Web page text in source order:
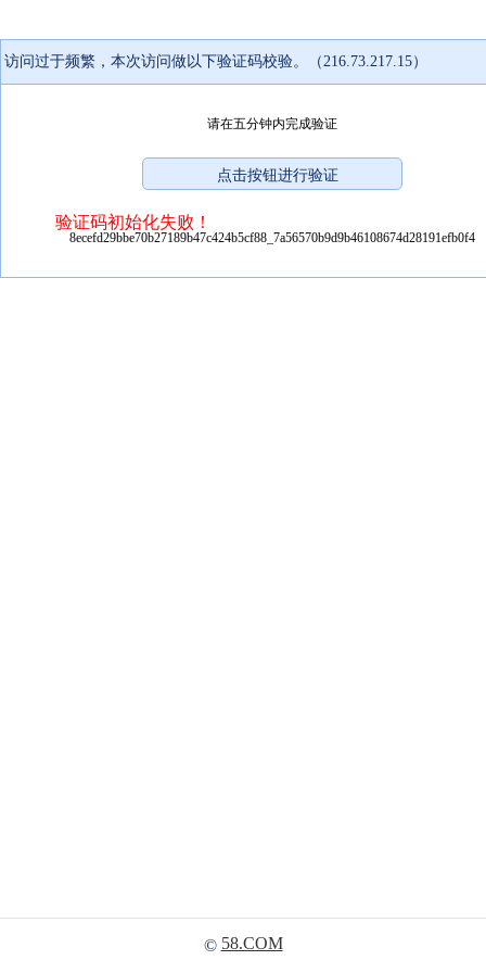
访问过于频繁，本次访问做以下验证码校验。（216.73.217.15）
请在五分钟内完成验证
验证码初始化失败！
8ecefd29bbe70b27189b47c424b5cf88_7a56570b9d9b46108674d28191efb0f4
© 58.COM